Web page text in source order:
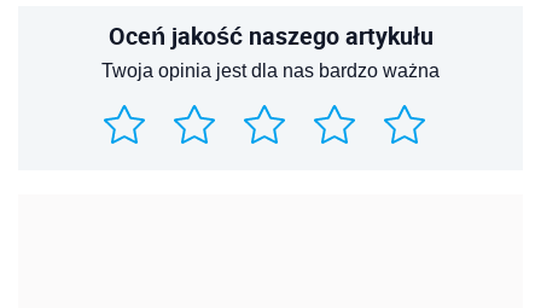
Oceń jakość naszego artykułu
Twoja opinia jest dla nas bardzo ważna